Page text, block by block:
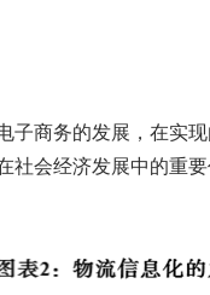
子商务的发展，在实
社会经济发展中的重